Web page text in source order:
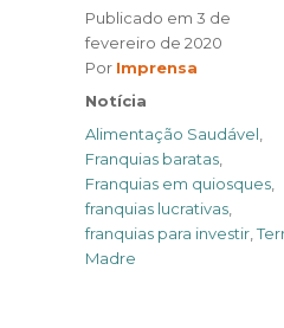
Publicado em 3 de
fevereiro de 2020
Por Author
Imprensa
Categories
Notícia
Tags
Alimentação Saudável
Franquias baratas
Franquias em quiosques
franquias lucrativas
franquias para investir ,
Madre